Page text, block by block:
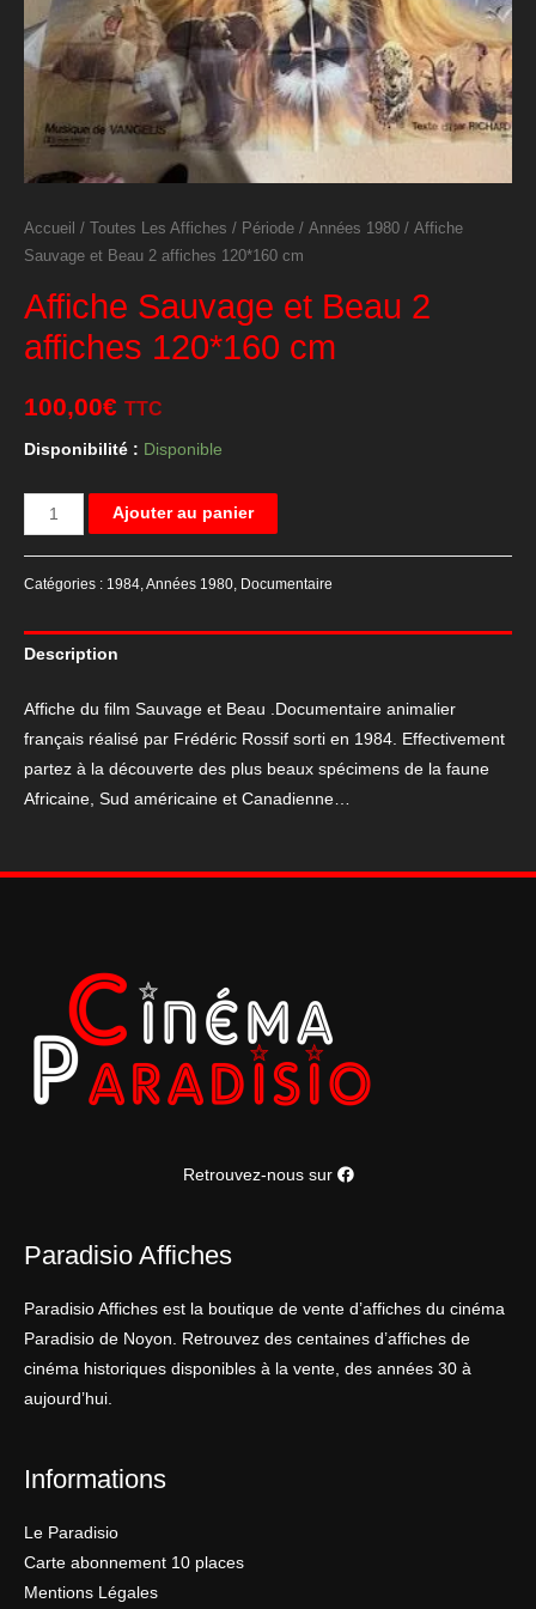
Accueil / Toutes Les Affiches / Période / Années 1980 / Affiche
Sauvage et Beau 2 affiches 120*160 cm
Affiche Sauvage et Beau 2
affiches 120*160 cm
100,00€ TTC
Disponibilité : Disponible
quantité
de
Sauvage
et
Beau
affiches
120*160
cm
Ajouter au panier
Catégories : 1984,Années 1980, Documentaire
Description
Affiche du film Sauvage et Beau .Documentaire animalier
français réalisé par Frédéric Rossif sorti en 1984. Effectivement
partez à la découverte des plus beaux spécimens de la faune
Africaine, Sud américaine et Canadienne…
Retrouvez-nous sur
Paradisio Affiches
Paradisio Affiches est la boutique de vente d’affiches du cinéma
Paradisio de Noyon. Retrouvez des centaines d’affiches de
cinéma historiques disponibles à la vente, des années 30 à
aujourd’hui.
Informations
Le Paradisio
Carte abonnement 10 places
Mentions Légales